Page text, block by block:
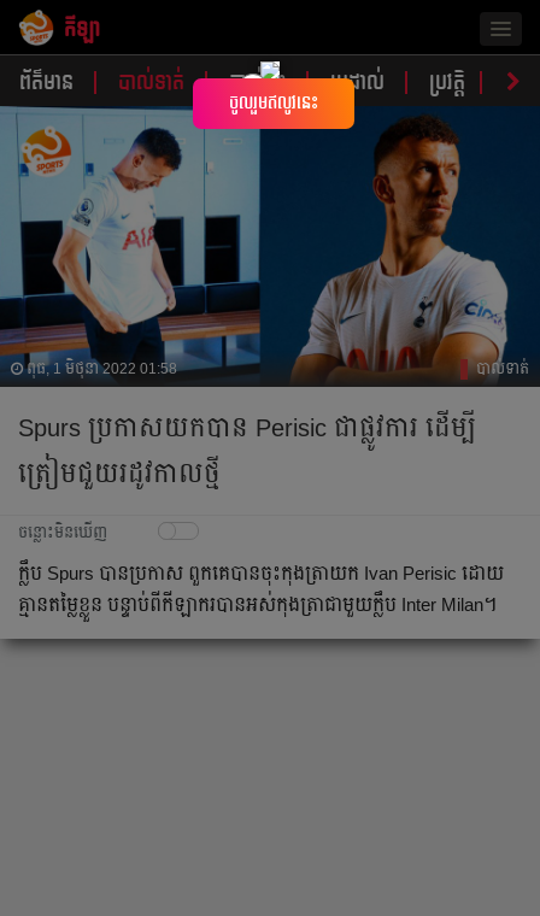
កីឡា
ព័ត៌មាន បាល់ទាត់ បាល់ទះ ប្រដាល់ ប្រវត្តិ​​ វិភា
ពុធ, 1 មិថុនា 2022 01:58 បាល់ទាត់
Spurs ប្រកាស​​យក​បាន Perisic ​ជា​ផ្លូវការ​ ដើម្បី​
ត្រៀម​ជួយ​រដូវ​កាល​ថ្មី
ចន្លោះមិនឃើញ
ក្លឹប Spurs បាន​​ប្រកាស ពួក​គេ​បាន​ចុះ​កុងត្រា​​យក​ Ivan Perisic ដោយ​
គ្មាន​តម្លៃ​ខ្លួន បន្ទាប់​ពី​កីឡាករ​​បាន​អស់​កុងត្រា​ជាមួយ​ក្លឹប Inter Milan។
×
ចូលរួមឥលូវនេះ